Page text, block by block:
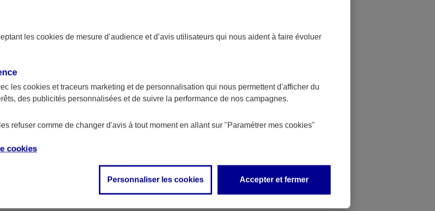
par téléphone ou directement en agence, il sera en mesure de
à effectuer.
soit effective.
souscrit un contrat auprès d’un
autre intermédiaire
les cookies de mesure d’audience et d’avis utilisateurs qui nous aident à faire évoluer
les cookies et traceurs marketing et de personnalisation qui nous permettent d'afficher du
des publicités personnalisées et de suivre la performance de nos campagnes.
refuser comme de changer d'avis à tout moment en allant sur "Paramétrer mes cookies"
cookies
Personnaliser les cookies Accepter et fermer